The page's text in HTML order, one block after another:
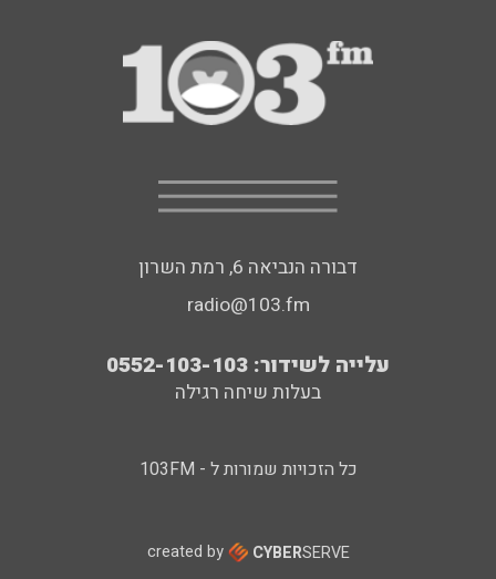
דבורה הנביאה 6, רמת השרון
radio@103.fm
עלייה לשידור: 0552-103-103
בעלות שיחה רגילה
כל הזכויות שמורות ל - 103FM
created by CYBERSERVE